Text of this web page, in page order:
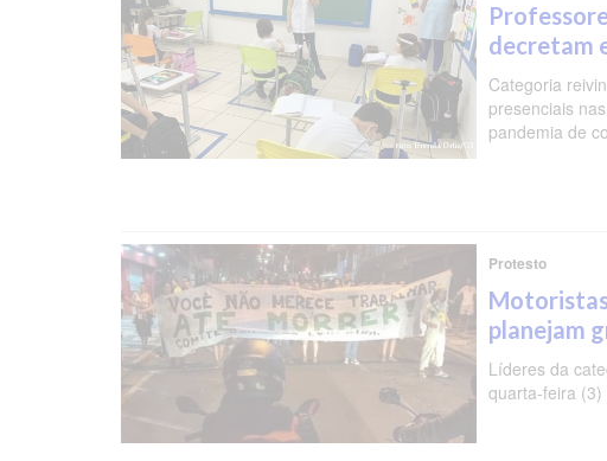
decretam
Categoria
presenciais
pandemia de
Protesto
planejam
Líderes da
quarta-feira (3)